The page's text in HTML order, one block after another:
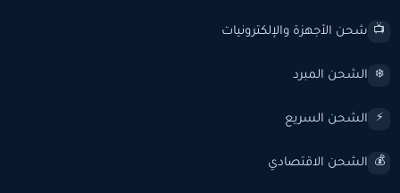
📺 شحن الأجهزة والإلكترونيات
❄️ الشحن المبرد
⚡ الشحن السريع
💰 الشحن الاقتصادي